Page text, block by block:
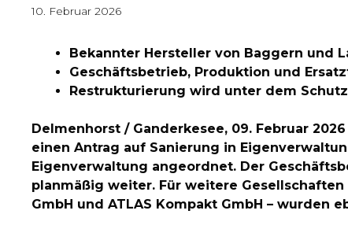
10. Februar 2026
Bekannter Hersteller von Baggern und
Geschäftsbetrieb, Produktion und
Restrukturierung wird unter dem
Delmenhorst / Ganderkesee, 09. Februar
einen Antrag auf Sanierung in
Eigenverwaltung angeordnet. Der
planmäßig weiter. Für weitere Gesellschaften
GmbH und ATLAS Kompakt GmbH –